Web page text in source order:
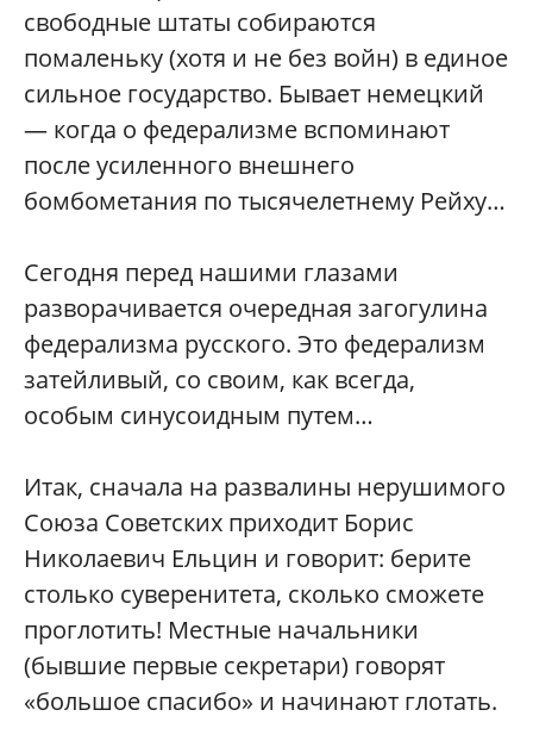
свободные штаты собираются
помаленьку (хотя и не без войн) в единое
сильное государство. Бывает немецкий
— когда о федерализме вспоминают
после усиленного внешнего
бомбометания по тысячелетнему Рейху…
Сегодня перед нашими глазами
разворачивается очередная загогулина
федерализма русского. Это федерализм
затейливый, со своим, как всегда,
особым синусоидным путем…
Итак, сначала на развалины нерушимого
Союза Советских приходит Борис
Николаевич Ельцин и говорит: берите
столько суверенитета, сколько сможете
проглотить! Местные начальники
(бывшие первые секретари) говорят
«большое спасибо» и начинают глотать.